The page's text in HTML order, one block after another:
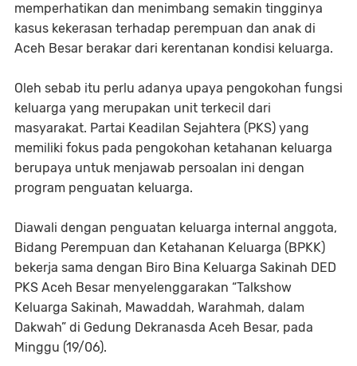
memperhatikan dan menimbang semakin tingginya
kasus kekerasan terhadap perempuan dan anak di
Aceh Besar berakar dari kerentanan kondisi keluarga.
Oleh sebab itu perlu adanya upaya pengokohan fungsi
keluarga yang merupakan unit terkecil dari
masyarakat. Partai Keadilan Sejahtera (PKS) yang
memiliki fokus pada pengokohan ketahanan keluarga
berupaya untuk menjawab persoalan ini dengan
program penguatan keluarga.
Diawali dengan penguatan keluarga internal anggota,
Bidang Perempuan dan Ketahanan Keluarga (BPKK)
bekerja sama dengan Biro Bina Keluarga Sakinah DED
PKS Aceh Besar menyelenggarakan “Talkshow
Keluarga Sakinah, Mawaddah, Warahmah, dalam
Dakwah” di Gedung Dekranasda Aceh Besar, pada
Minggu (19/06).